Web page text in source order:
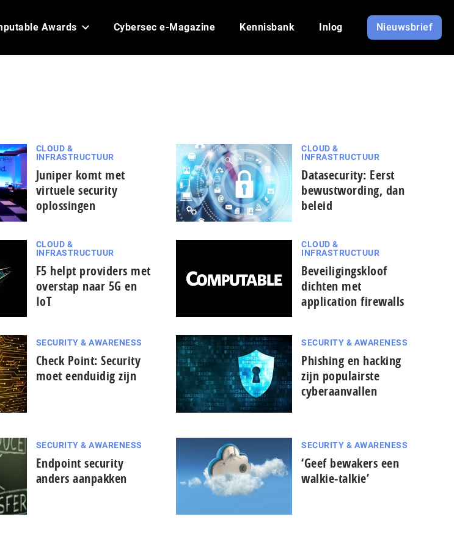
Awards Cybersec e-Magazine Kennisbank Inlog Nieuwsbrief
CLOUD &
INFRASTRUCTUUR
Juniper komt met
virtuele security
oplossingen
CLOUD &
INFRASTRUCTUUR
Datasecurity: Eerst
bewustwording, dan
beleid
CLOUD &
INFRASTRUCTUUR
F5 helpt providers met
overstap naar 5G en
IoT
CLOUD &
INFRASTRUCTUUR
Beveiligingskloof
dichten met
application firewalls
SECURITY & AWARENESS
Check Point: Security
moet eenduidig zijn
SECURITY & AWARENESS
Phishing en hacking
zijn populairste
cyberaanvallen
SECURITY & AWARENESS
Endpoint security
anders aanpakken
SECURITY & AWARENESS
‘Geef bewakers een
walkie-talkie’